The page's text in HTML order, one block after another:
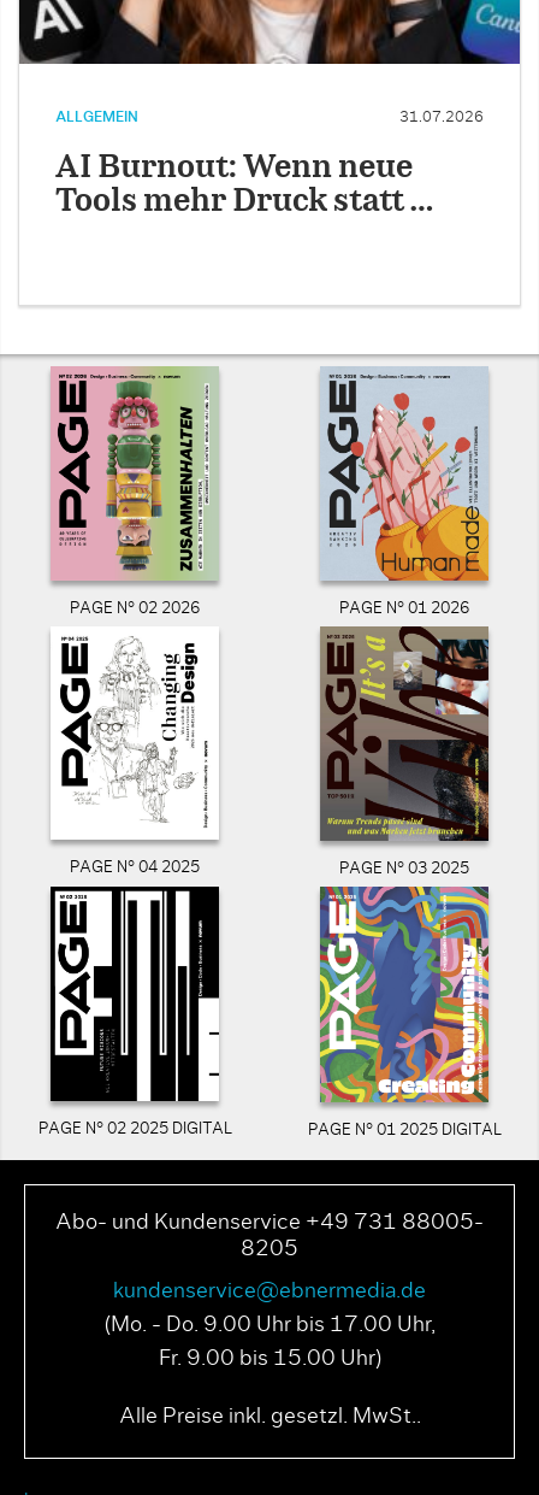
ALLGEMEIN 31.07.2026
AI Burnout: Wenn neue
Tools mehr Druck statt …
PAGE N° 02 2026 PAGE N° 01 2026
PAGE N° 04 2025 PAGE N° 03 2025
PAGE N° 02 2025 DIGITAL PAGE N° 01 2025 DIGITAL
Abo- und Kundenservice +49 731 88005-
8205
kundenservice@ebnermedia.de
(Mo. - Do. 9.00 Uhr bis 17.00 Uhr,
Fr. 9.00 bis 15.00 Uhr)
Alle Preise inkl. gesetzl. MwSt..